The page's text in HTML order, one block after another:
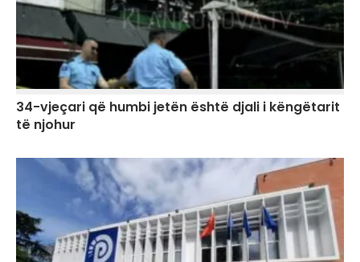
34-vjeçari që humbi jetën është djali i këngëtarit
të njohur